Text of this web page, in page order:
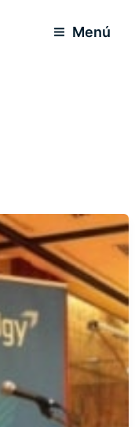
Menú